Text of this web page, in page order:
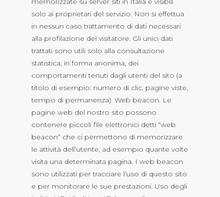
solo ai proprietari del servizio. Non si effettua
in nessun caso trattamento di dati necessari
alla profilazione del visitatore. Gli unici dati
trattati sono utili solo alla consultazione
statistica, in forma anonima, dei
comportamenti tenuti dagli utenti del sito (a
titolo di esempio: numero di clic, pagine viste,
tempo di permanenza). Web beacon. Le
pagine web del nostro sito possono
contenere piccoli file elettronici detti “web
beacon” che ci permettono di memorizzare
le attività dell’utente, ad esempio quante volte
visita una determinata pagina. I web beacon
sono utilizzati per tracciare l’uso di questo sito
e per monitorare le sue prestazioni. Uso degli